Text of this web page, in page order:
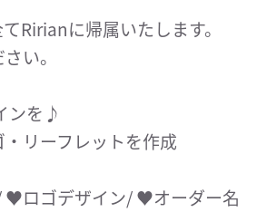
Ririanに帰属いたします。
い。
ンを♪
リーフレットを作成
ロゴデザイン/ ♥︎オーダー名